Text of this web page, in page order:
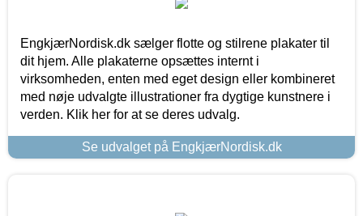
EngkjærNordisk.dk sælger flotte og stilrene plakater til
dit hjem. Alle plakaterne opsættes internt i
virksomheden, enten med eget design eller kombineret
med nøje udvalgte illustrationer fra dygtige kunstnere i
verden. Klik her for at se deres udvalg.
Se udvalget på EngkjærNordisk.dk